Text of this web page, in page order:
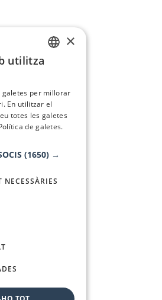
×
utilitza
per millorar
En utilitzar el
totes les galetes
de galetes.
(1650) →
NECESSÀRIES